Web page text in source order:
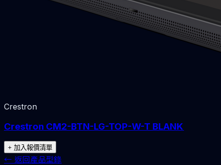
Crestron
Crestron CM2-BTN-LG-TOP-W-T BLANK
+ 加入報價清單
← 返回產品型錄